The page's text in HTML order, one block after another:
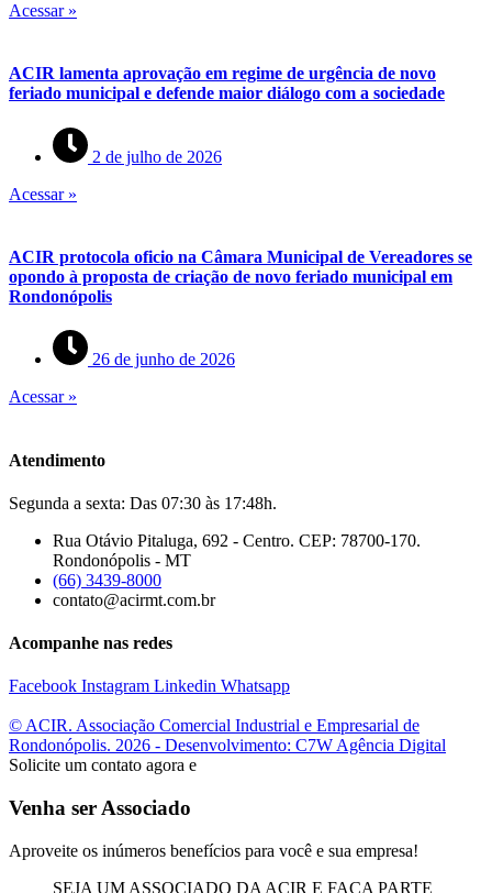
Acessar »
ACIR lamenta aprovação em regime de urgência de novo
feriado municipal e defende maior diálogo com a sociedade
2 de julho de 2026
Acessar »
ACIR protocola oficio na Câmara Municipal de Vereadores se
opondo à proposta de criação de novo feriado municipal em
Rondonópolis
26 de junho de 2026
Acessar »
Atendimento
Segunda a sexta: Das 07:30 às 17:48h.
Rua Otávio Pitaluga, 692 - Centro. CEP: 78700-170.
Rondonópolis - MT
(66) 3439-8000
contato@acirmt.com.br
Acompanhe nas redes
Facebook Instagram Linkedin Whatsapp
© ACIR. Associação Comercial Industrial e Empresarial de
Rondonópolis. 2026 - Desenvolvimento: C7W Agência Digital
Solicite um contato agora e
Venha ser Associado
Aproveite os inúmeros benefícios para você e sua empresa!
SEJA UM ASSOCIADO DA ACIR E FAÇA PARTE